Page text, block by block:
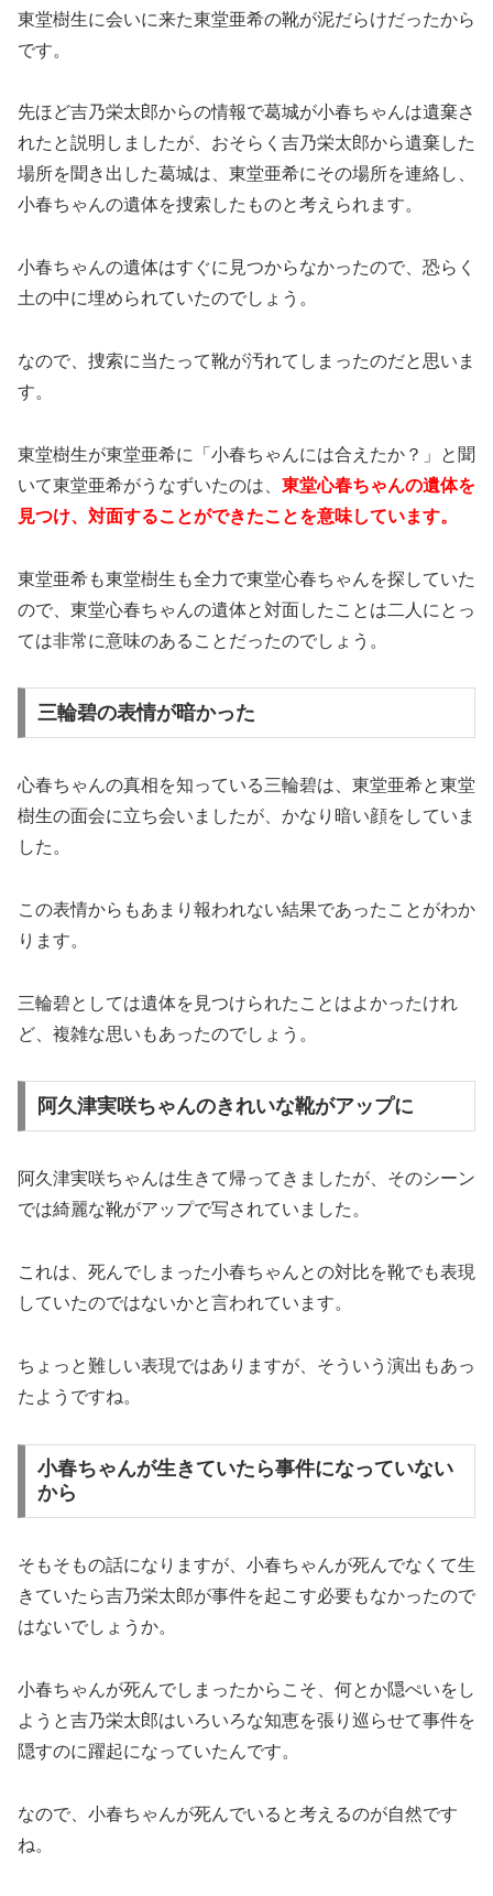
東堂樹生に会いに来た東堂亜希の靴が泥だらけだったから
です。
先ほど吉乃栄太郎からの情報で葛城が小春ちゃんは遺棄さ
れたと説明しましたが、おそらく吉乃栄太郎から遺棄した
場所を聞き出した葛城は、東堂亜希にその場所を連絡し、
小春ちゃんの遺体を捜索したものと考えられます。
小春ちゃんの遺体はすぐに見つからなかったので、恐らく
土の中に埋められていたのでしょう。
なので、捜索に当たって靴が汚れてしまったのだと思いま
す。
東堂樹生が東堂亜希に「小春ちゃんには合えたか？」と聞
いて東堂亜希がうなずいたのは、 東堂心春ちゃんの遺体を
見つけ、対面することができたことを意味しています。
東堂亜希も東堂樹生も全力で東堂心春ちゃんを探していた
ので、東堂心春ちゃんの遺体と対面したことは二人にとっ
ては非常に意味のあることだったのでしょう。
三輪碧の表情が暗かった
心春ちゃんの真相を知っている三輪碧は、東堂亜希と東堂
樹生の面会に立ち会いましたが、かなり暗い顔をしていま
した。
この表情からもあまり報われない結果であったことがわか
ります。
三輪碧としては遺体を見つけられたことはよかったけれ
ど、複雑な思いもあったのでしょう。
阿久津実咲ちゃんのきれいな靴がアップに
阿久津実咲ちゃんは生きて帰ってきましたが、そのシーン
では綺麗な靴がアップで写されていました。
これは、死んでしまった小春ちゃんとの対比を靴でも表現
していたのではないかと言われています。
ちょっと難しい表現ではありますが、そういう演出もあっ
たようですね。
小春ちゃんが生きていたら事件になっていない
から
そもそもの話になりますが、小春ちゃんが死んでなくて生
きていたら吉乃栄太郎が事件を起こす必要もなかったので
はないでしょうか。
小春ちゃんが死んでしまったからこそ、何とか隠ぺいをし
ようと吉乃栄太郎はいろいろな知恵を張り巡らせて事件を
隠すのに躍起になっていたんです。
なので、小春ちゃんが死んでいると考えるのが自然です
ね。